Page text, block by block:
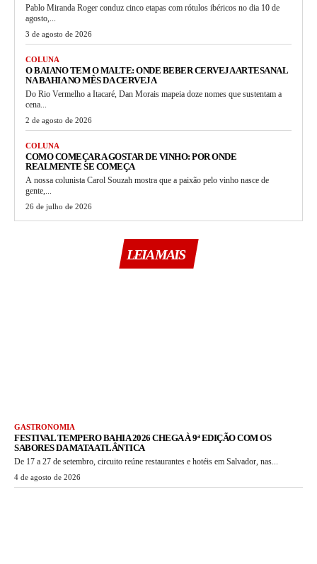
Pablo Miranda Roger conduz cinco etapas com rótulos ibéricos no dia 10 de
agosto,...
3 de agosto de 2026
COLUNA
O BAIANO TEM O MALTE: ONDE BEBER CERVEJA ARTESANAL
NA BAHIA NO MÊS DA CERVEJA
Do Rio Vermelho a Itacaré, Dan Morais mapeia doze nomes que sustentam a
cena...
2 de agosto de 2026
COLUNA
COMO COMEÇAR A GOSTAR DE VINHO: POR ONDE
REALMENTE SE COMEÇA
A nossa colunista Carol Souzah mostra que a paixão pelo vinho nasce de
gente,...
26 de julho de 2026
LEIA MAIS
GASTRONOMIA
FESTIVAL TEMPERO BAHIA 2026 CHEGA À 9ª EDIÇÃO COM OS
SABORES DA MATA ATLÂNTICA
De 17 a 27 de setembro, circuito reúne restaurantes e hotéis em Salvador, nas...
4 de agosto de 2026